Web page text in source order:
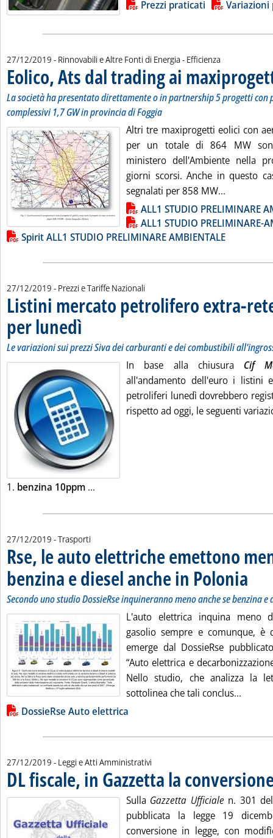
Lista allegati PDF alla notiziaPrezzi praticati Variazioni
27/12/2019 - Rinnovabili e Altre Fonti di Energia - Efficienza
Eolico, Ats dal trading ai
La società ha presentato direttamente o in partnership 5 progetti con
complessivi 1,7 GW in provincia di Foggia
Altri tre maxiprogetti eolici con
per un totale di 864 MW
ministero dell'Ambiente nella
giorni scorsi. Anche in questo
segnalati per 858 MW...
Lista allegati PDF alla notiziaALL1 STUDIO PRELIMINARE
ALL1 STUDIO PRELIMINARE-
Spirit ALL1 STUDIO PRELIMINARE AMBIENTALE
27/12/2019 - Prezzi e Tariffe Nazionali
Listini mercato petrolifero extra-
per lunedì . Sottotitolo: Le variazioni sui prezzi Siva dei carburanti e dei
. Pubblicata venerdì 27 dicembre 2019 alle 9.25.
Le variazioni sui prezzi Siva dei carburanti e dei combustibili
In base alla chiusura Cif
all'andamento dell'euro i listini
petroliferi lunedì dovrebbero
rispetto ad oggi, le seguenti
1. benzina 10ppm ...
27/12/2019 - Trasporti
Rse, le auto elettriche emettono
benzina e diesel anche in Polonia
Secondo uno studio DossieRse inquineranno meno anche se benzina
L'auto elettrica inquina meno
gasolio sempre e comunque, è
emerge dal DossieRse
“Auto elettrica e
Nello studio, che analizza la
sottolinea che tali conclus...
Lista allegati PDF alla notizia
DossieRse Auto elettrica
27/12/2019 - Leggi e Atti Amministrativi
DL fiscale, in Gazzetta la
Sulla Gazzetta Ufficiale n. 301
pubblicata la legge 19
conversione in legge, con